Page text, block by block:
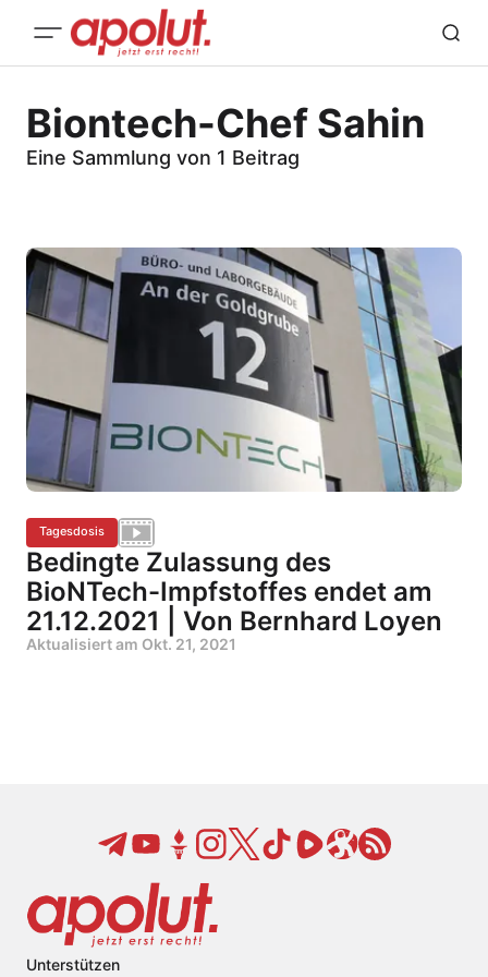
Biontech-Chef Sahin
Eine Sammlung von 1 Beitrag
Tagesdosis
Bedingte Zulassung des
BioNTech-Impfstoffes endet am
21.12.2021 | Von Bernhard Loyen
Aktualisiert am Okt. 21, 2021
Unterstützen